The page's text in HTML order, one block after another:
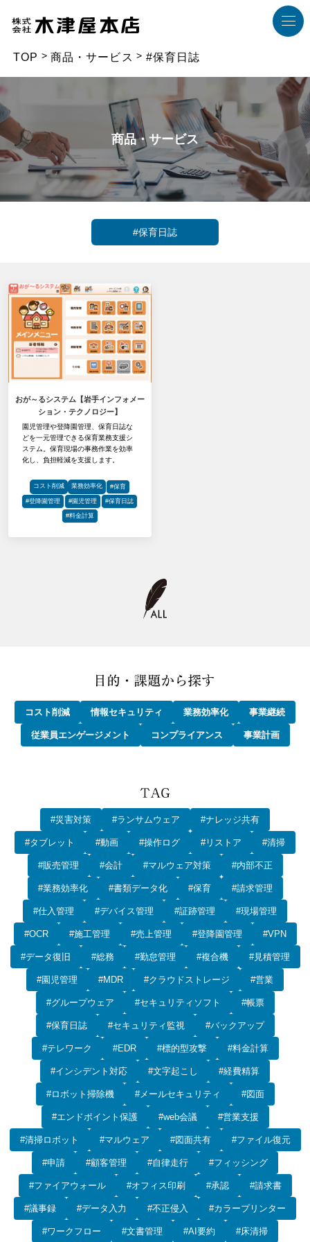
TOP 商品・サービス #保育日誌
商品・サービス
#保育日誌
おが～るシステム【岩手インフォメー
ション・テクノロジー】
園児管理や登降園管理、保育日誌な
どを一元管理できる保育業務支援シ
ステム。保育現場の事務作業を効率
化し、負担軽減を支援します。
コスト削減 業務効率化 #保育
#登降園管理 #園児管理 #保育日誌
#料金計算
コスト削減 情報セキュリティ 業務効率化 事業継続
従業員エンゲージメント コンプライアンス 事業計画
#災害対策 #ランサムウェア #ナレッジ共有
#タブレット #動画 #操作ログ #リストア #清掃
#販売管理 #会計 #マルウェア対策 #内部不正
#業務効率化 #書類データ化 #保育 #請求管理
#仕入管理 #デバイス管理 #証跡管理 #現場管理
#OCR #施工管理 #売上管理 #登降園管理 #VPN
#データ復旧 #総務 #勤怠管理 #複合機 #見積管理
#園児管理 #MDR #クラウドストレージ #営業
#グループウェア #セキュリティソフト #帳票
#保育日誌 #セキュリティ監視 #バックアップ
#テレワーク #EDR #標的型攻撃 #料金計算
#インシデント対応 #文字起こし #経費精算
#ロボット掃除機 #メールセキュリティ #図面
#エンドポイント保護 #web会議 #営業支援
#清掃ロボット #マルウェア #図面共有 #ファイル復元
#申請 #顧客管理 #自律走行 #フィッシング
#ファイアウォール #オフィス印刷 #承認 #請求書
#議事録 #データ入力 #不正侵入 #カラープリンター
#ワークフロー #文書管理 #AI要約 #床清掃